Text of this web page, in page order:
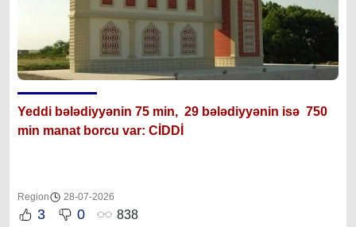
Yeddi bələdiyyənin 75 min, 29 bələdiyyənin isə 750
min manat borcu var: CİDDİ
Region 28-07-2026
3 0 838